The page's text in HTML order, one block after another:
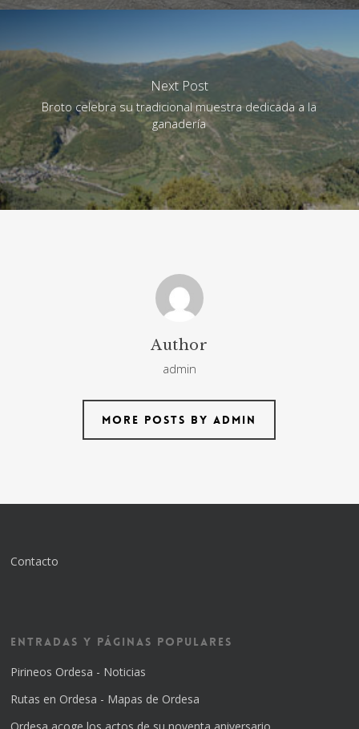
Next Post
Broto celebra su tradicional muestra dedicada a la
ganadería
Author
admin
More posts by admin
Contacto
Entradas y Páginas Populares
Pirineos Ordesa - Noticias
Rutas en Ordesa - Mapas de Ordesa